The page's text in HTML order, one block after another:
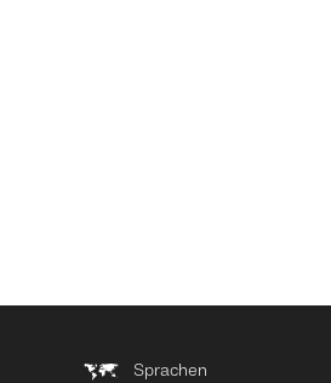
Sprachen